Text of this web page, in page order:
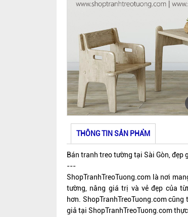
THÔNG TIN SẢN PHẨM
Bán tranh treo tường tại Sài Gòn, đẹp
---
ShopTranhTreoTuong.com là nơi
tường, nâng giá trị và vẻ đẹp của
hơn. ShopTranhTreoTuong.comcũng
giả tại ShopTranhTreoTuong.com